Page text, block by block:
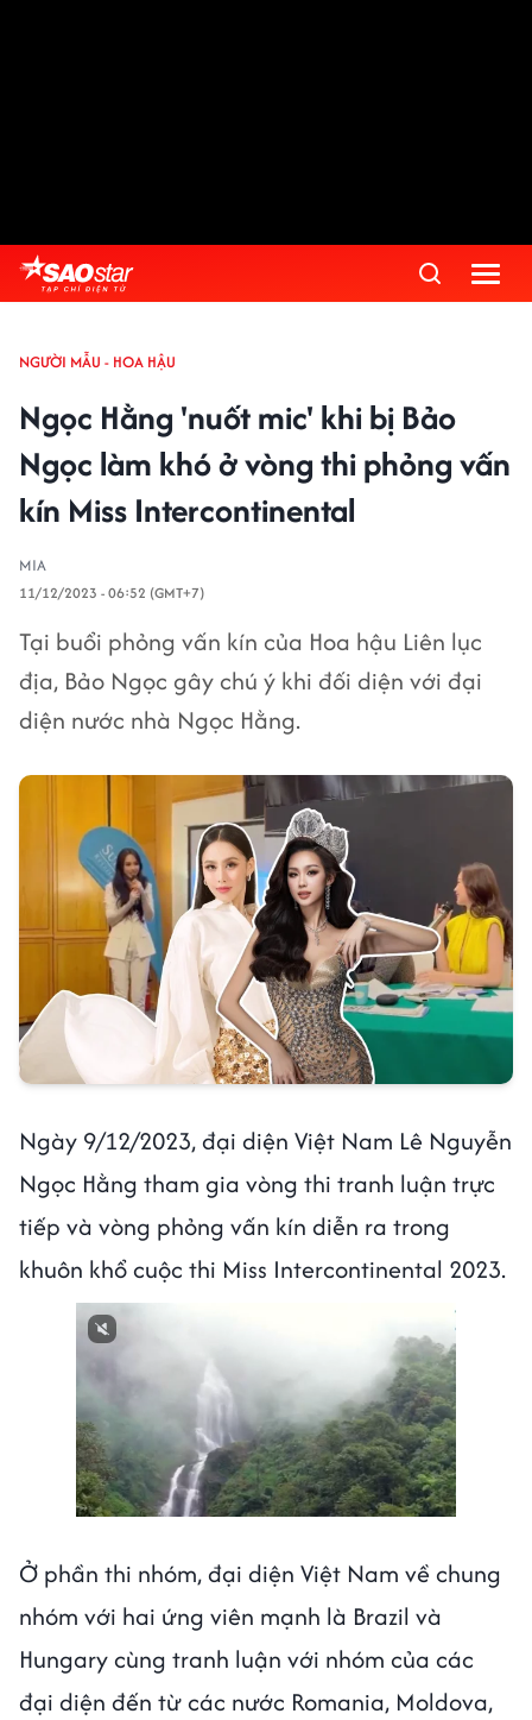
NGƯỜI MẪU - HOA HẬU
Ngọc Hằng 'nuốt mic' khi bị Bảo
Ngọc làm khó ở vòng thi phỏng vấn
kín Miss Intercontinental
MIA
11/12/2023 - 06:52 (GMT+7)
Tại buổi phỏng vấn kín của Hoa hậu Liên lục
địa, Bảo Ngọc gây chú ý khi đối diện với đại
diện nước nhà Ngọc Hằng.
Ngày 9/12/2023, đại diện Việt Nam Lê Nguyễn
Ngọc Hằng tham gia vòng thi tranh luận trực
tiếp và vòng phỏng vấn kín diễn ra trong
khuôn khổ cuộc thi Miss Intercontinental 2023.
Next video in 3 Cancel
Ở phần thi nhóm, đại diện Việt Nam về chung
nhóm với hai ứng viên mạnh là Brazil và
Hungary cùng tranh luận với nhóm của các
đại diện đến từ các nước Romania, Moldova,